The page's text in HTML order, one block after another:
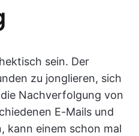
sein. Der
zu jonglieren, sich
Nachverfolgung von
E-Mails und
kann einem schon mal